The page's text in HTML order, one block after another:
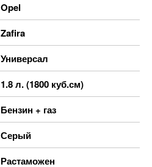
Opel
Zafira
Универсал
1.8 л. (1800 куб.см)
Бензин + газ
Серый
Растаможен